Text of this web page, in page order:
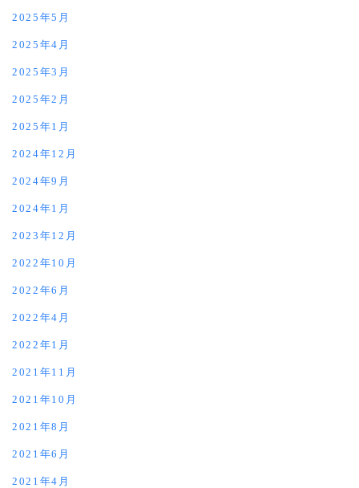
2025年5月
2025年4月
2025年3月
2025年2月
2025年1月
2024年12月
2024年9月
2024年1月
2023年12月
2022年10月
2022年6月
2022年4月
2022年1月
2021年11月
2021年10月
2021年8月
2021年6月
2021年4月